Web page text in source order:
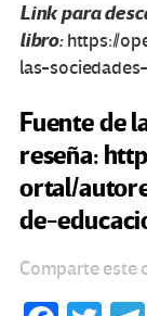
Link para
libro:https://
las-
Fuente de
reseña:
ortal/
de-
Comparte este